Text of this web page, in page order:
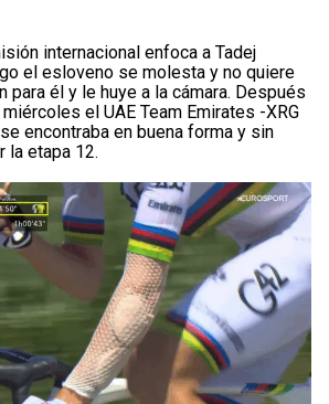
internacional enfoca a Tadej
el esloveno se molesta y no quiere
él y le huye a la cámara. Después
el UAE Team Emirates -XRG
encontraba en buena forma y sin
la etapa 12.